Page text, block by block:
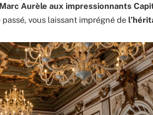
Aurèle aux impressionnants
vous laissant imprégné de